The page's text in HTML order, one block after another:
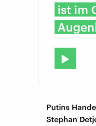
ist im
Putins
Stephan